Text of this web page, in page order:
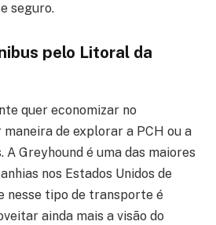
seguro.
pelo Litoral da
quer economizar no
de explorar a PCH ou a
A Greyhound é uma das maiores
nos Estados Unidos de
nesse tipo de transporte é
ainda mais a visão do